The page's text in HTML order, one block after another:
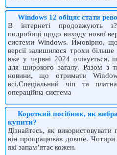
Windows 12 обіцяє стати
В інтернеті продовжують
подробиці щодо виходу нової
системи Windows. Ймовірно,
версії залишилося трохи
вже у червні 2024 очікується,
для широкого загалу. Разом з
новини, що отримати
всі.Спеціальний чіп та
операційна система
Короткий посібник, як
купити?
Дізнайтесь, як
він пропрацював довше. Чотири
які запам’ятає кожен.